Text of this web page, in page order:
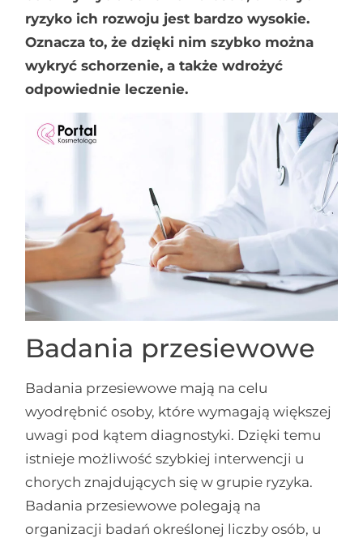
ryzyko ich rozwoju jest bardzo wysokie.
Oznacza to, że dzięki nim szybko można
wykryć schorzenie, a także wdrożyć
odpowiednie leczenie.
Badania przesiewowe
Badania przesiewowe mają na celu
wyodrębnić osoby, które wymagają większej
uwagi pod kątem diagnostyki. Dzięki temu
istnieje możliwość szybkiej interwencji u
chorych znajdujących się w grupie ryzyka.
Badania przesiewowe polegają na
organizacji badań określonej liczby osób, u